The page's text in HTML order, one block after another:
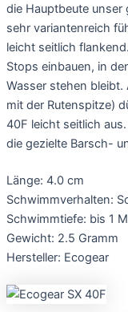
die Hauptbeute unser
sehr variantenreich
leicht seitlich
Stops einbauen, in
Wasser stehen
mit der Rutenspitze)
40F leicht seitlich
die gezielte Barsch-
Länge: 4.0 cm
Schwimmverhalten:
Schwimmtiefe: bis 1
Gewicht: 2.5 Gramm
Hersteller: Ecogear